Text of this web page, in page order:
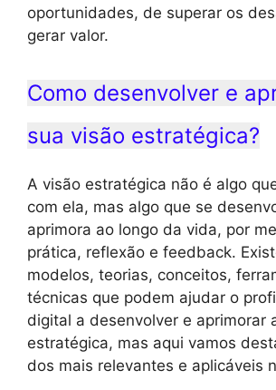
oportunidades, de superar os
gerar valor.
Como desenvolver e
sua visão estratégica?
A visão estratégica não é algo
com ela, mas algo que se
aprimora ao longo da vida, por
prática, reflexão e feedback.
modelos, teorias, conceitos,
técnicas que podem ajudar o
digital a desenvolver e aprimorar
estratégica, mas aqui vamos
dos mais relevantes e aplicáveis